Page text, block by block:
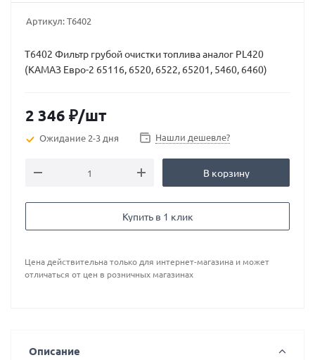
Артикул:Т6402
Т6402 Фильтр грубой очистки топлива аналог PL420
(КАМАЗ Евро-2 65116, 6520, 6522, 65201, 5460, 6460)
2 346 ₽/шт
Ожидание 2-3 дня Нашли дешевле?
В корзину
Купить в 1 клик
Цена действительна только для интернет-магазина и может
отличаться от цен в розничных магазинах
Описание